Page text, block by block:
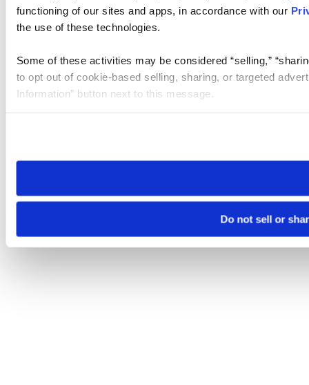
functioning of our sites and apps, in accordance with our
the use of these technologies.
Some of these activities may be considered “selling,”
to opt out of cookie-based selling, sharing, or targeted
Information” button next to this message.
need to be set again.
Do not sell or